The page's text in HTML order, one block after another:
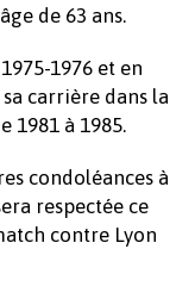
de 63 ans.
1976 et en
carrière dans la
1981 à 1985.
condoléances à
respectée ce
contre Lyon